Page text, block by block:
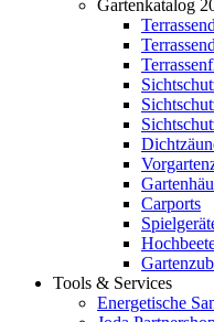
Gartenkatalog
Carports
Tools & Services
Energetische